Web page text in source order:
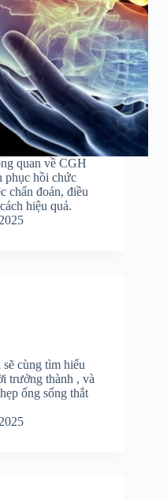
quan về CGH
phục hồi chức
chẩn đoán, điều
hiệu quả.
cùng tìm hiểu
trưởng thành , và
ống sống thắt